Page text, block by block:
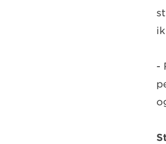
-